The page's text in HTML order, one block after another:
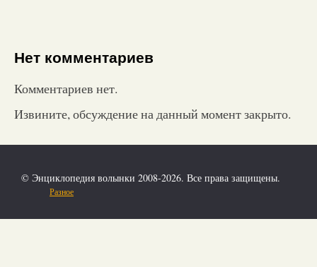
Нет комментариев
Комментариев нет.
Извините, обсуждение на данный момент закрыто.
© Энциклопедия волынки 2008-2026. Все права защищены.
Разное